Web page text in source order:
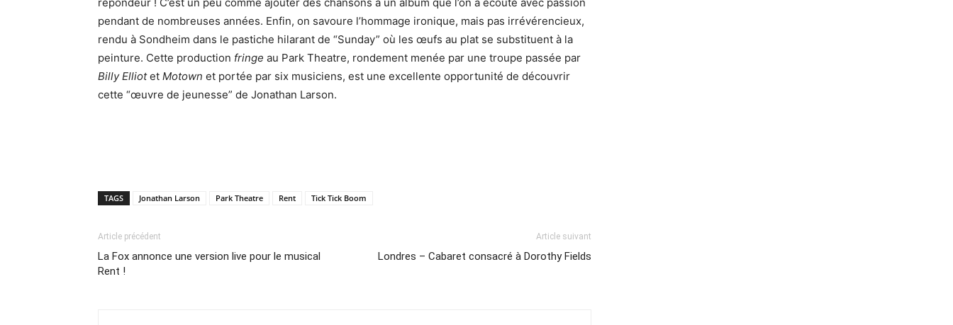
pendant de nombreuses années. Enfin, on savoure l’hommage ironique, mais pas irrévérencieux,
rendu à Sondheim dans le pastiche hilarant de “Sunday” où les œufs au plat se substituent à la
peinture. Cette production fringe au Park Theatre, rondement menée par une troupe passée par
Billy Elliotet Motown et portée par six musiciens, est une excellente opportunité de découvrir
cette “œuvre de jeunesse” de Jonathan Larson.
TAGS Jonathan Larson Park Theatre Rent Tick Tick Boom
Article précédent
La Fox annonce une version live pour le musical
Rent !
Article suivant
Londres – Cabaret consacré à Dorothy Fields